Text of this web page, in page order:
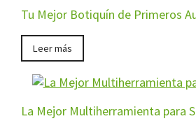
Tu Mejor Botiquín de Primeros
Leer más
La Mejor Multiherramienta para